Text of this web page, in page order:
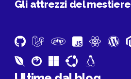
Gli attrezzi del mestiere